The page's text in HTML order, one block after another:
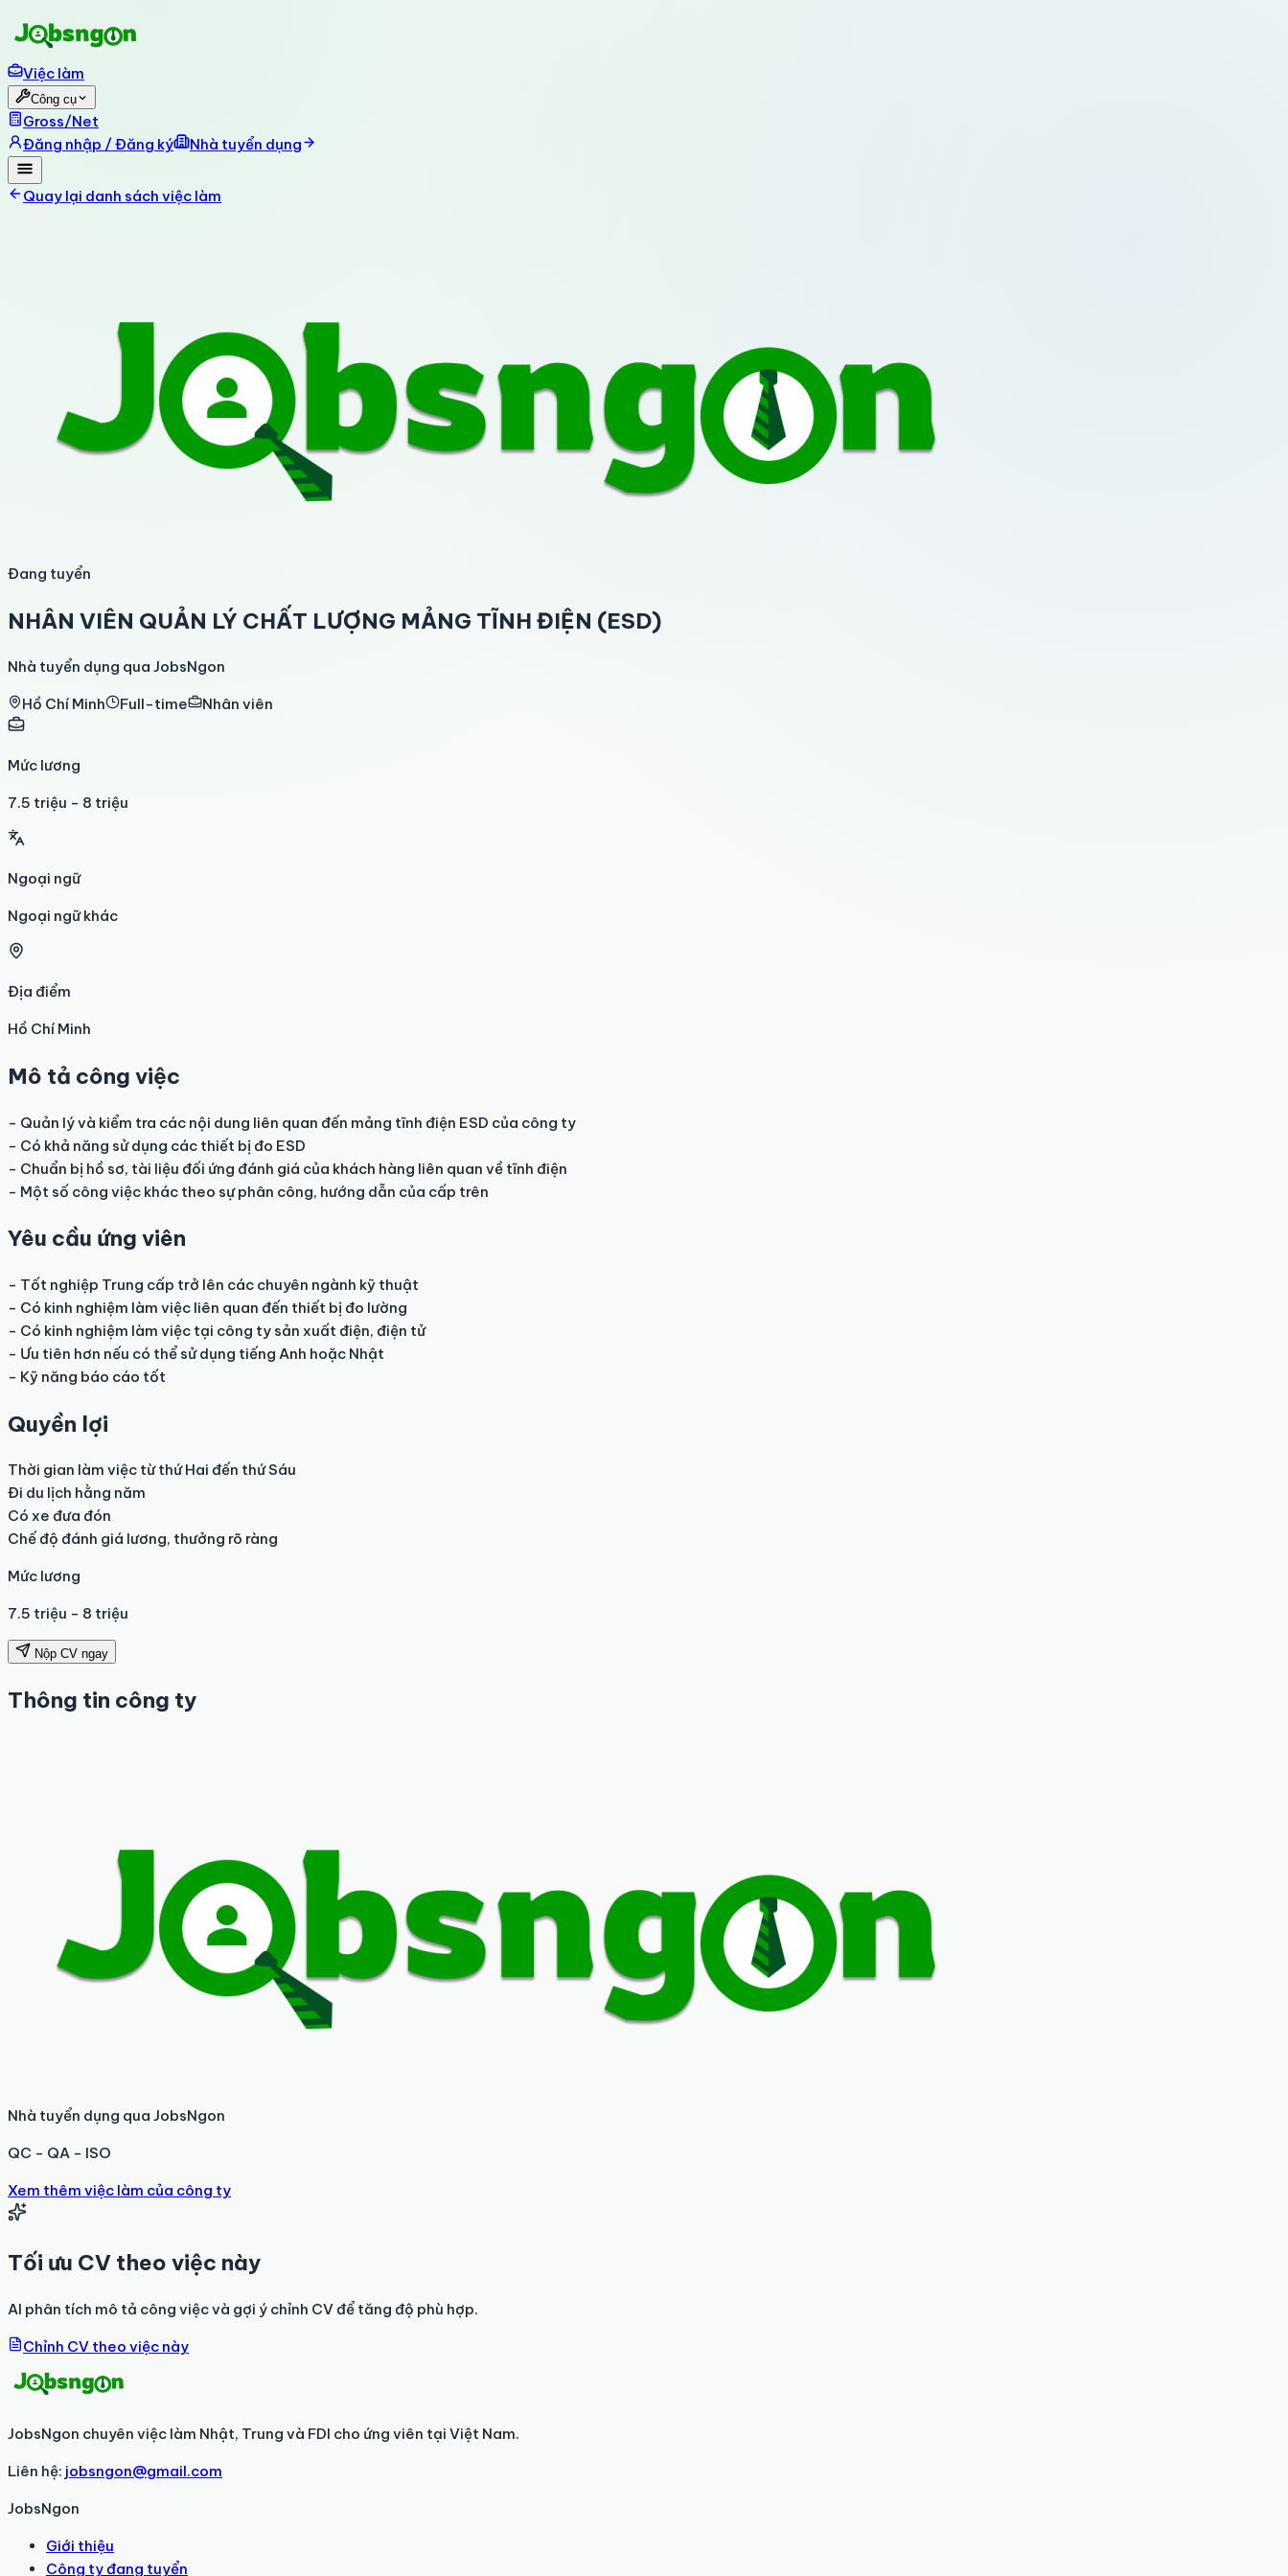
Việc làm
Công cụ
Gross/Net
Đăng nhập / Đăng ký
Nhà tuyển dụng
Quay lại danh sách việc làm
Đang tuyển
NHÂN VIÊN QUẢN LÝ CHẤT LƯỢNG MẢNG TĨNH ĐIỆN (ESD)
Nhà tuyển dụng qua JobsNgon
Hồ Chí Minh Full-time Nhân viên
Mức lương
7.5 triệu - 8 triệu
Ngoại ngữ
Ngoại ngữ khác
Địa điểm
Hồ Chí Minh
Mô tả công việc
- Quản lý và kiểm tra các nội dung liên quan đến mảng tĩnh điện ESD của công ty
- Có khả năng sử dụng các thiết bị đo ESD
- Chuẩn bị hồ sơ, tài liệu đối ứng đánh giá của khách hàng liên quan về tĩnh điện
- Một số công việc khác theo sự phân công, hướng dẫn của cấp trên
Yêu cầu ứng viên
- Tốt nghiệp Trung cấp trở lên các chuyên ngành kỹ thuật
- Có kinh nghiệm làm việc liên quan đến thiết bị đo lường
- Có kinh nghiệm làm việc tại công ty sản xuất điện, điện tử
- Ưu tiên hơn nếu có thể sử dụng tiếng Anh hoặc Nhật
- Kỹ năng báo cáo tốt
Quyền lợi
Thời gian làm việc từ thứ Hai đến thứ Sáu
Đi du lịch hằng năm
Có xe đưa đón
Chế độ đánh giá lương, thưởng rõ ràng
Mức lương
7.5 triệu - 8 triệu
Nộp CV ngay
Thông tin công ty
Nhà tuyển dụng qua JobsNgon
QC - QA - ISO
Xem thêm việc làm của công ty
Tối ưu CV theo việc này
AI phân tích mô tả công việc và gợi ý chỉnh CV để tăng độ phù hợp.
Chỉnh CV theo việc này
JobsNgon chuyên việc làm Nhật, Trung và FDI cho ứng viên tại Việt Nam.
Liên hệ: jobsngon@gmail.com
JobsNgon
Giới thiệu
Công ty đang tuyển